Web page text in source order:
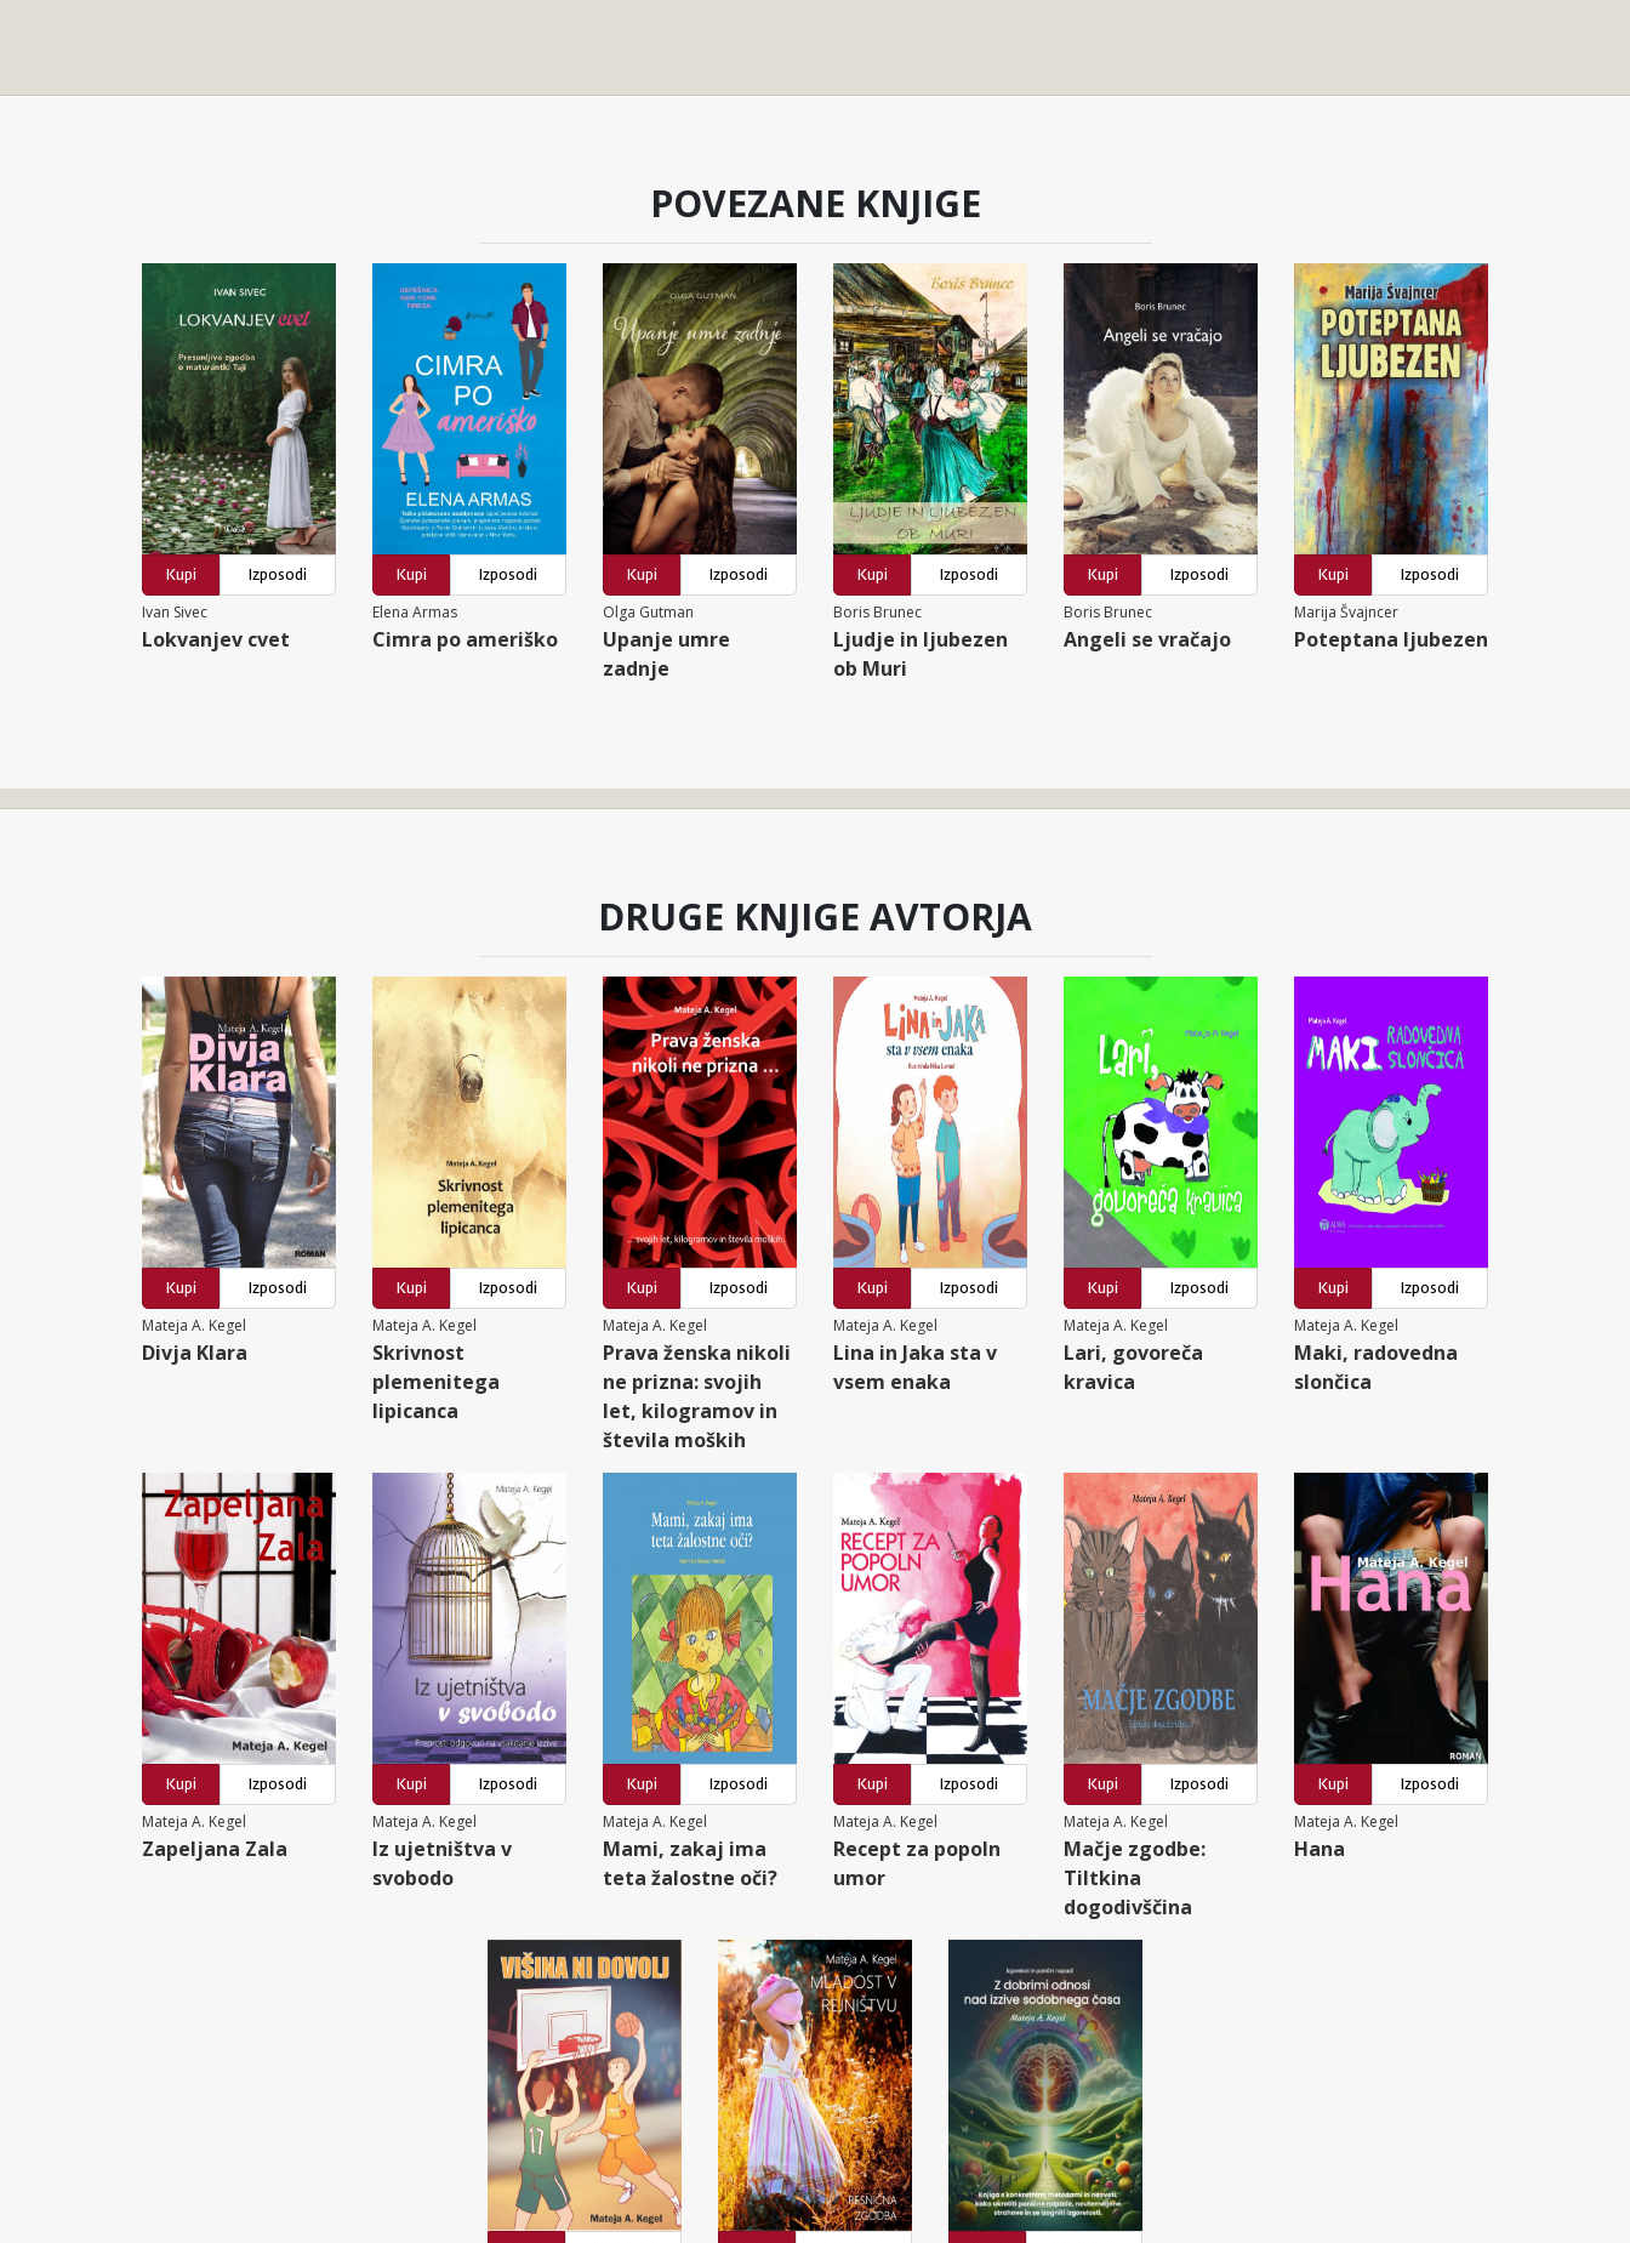
POVEZANE KNJIGE
Kupi
Izposodi
Ivan Sivec
Lokvanjev cvet
Kupi
Izposodi
Elena Armas
Cimra po ameriško
Kupi
Izposodi
Olga Gutman
Upanje umre
zadnje
Kupi
Izposodi
Boris Brunec
Ljudje in ljubezen
ob Muri
Kupi
Izposodi
Boris Brunec
Angeli se vračajo
Kupi
Izposodi
Marija Švajncer
Poteptana ljubezen
DRUGE KNJIGE AVTORJA
Kupi
Izposodi
Mateja A. Kegel
Divja Klara
Kupi
Izposodi
Mateja A. Kegel
Skrivnost
plemenitega
lipicanca
Kupi
Izposodi
Mateja A. Kegel
Prava ženska nikoli
ne prizna: svojih
let, kilogramov in
števila moških
Kupi
Izposodi
Mateja A. Kegel
Lina in Jaka sta v
vsem enaka
Kupi
Izposodi
Mateja A. Kegel
Lari, govoreča
kravica
Kupi
Izposodi
Mateja A. Kegel
Maki, radovedna
slončica
Kupi
Izposodi
Mateja A. Kegel
Zapeljana Zala
Kupi
Izposodi
Mateja A. Kegel
Iz ujetništva v
svobodo
Kupi
Izposodi
Mateja A. Kegel
Mami, zakaj ima
teta žalostne oči?
Kupi
Izposodi
Mateja A. Kegel
Recept za popoln
umor
Kupi
Izposodi
Mateja A. Kegel
Mačje zgodbe:
Tiltkina
dogodivščina
Kupi
Izposodi
Mateja A. Kegel
Hana